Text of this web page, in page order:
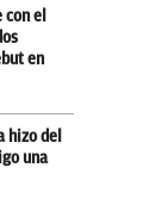
el
en
hizo del
una